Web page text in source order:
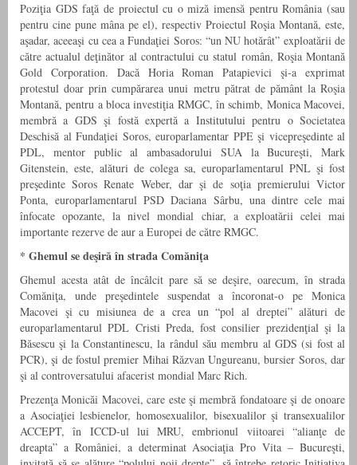
Poziţia GDS faţă de proiectul cu o miză imensă pentru România (sau
pentru cine pune mâna pe el), respectiv Proiectul Roşia Montană, este,
aşadar, aceeaşi cu cea a Fundaţiei Soros: “un NU hotărât” exploatării de
către actualul deţinător al contractului cu statul român, Roşia Montană
Gold Corporation. Dacă Horia Roman Patapievici şi-a exprimat
protestul doar prin cumpărarea unui metru pătrat de pământ la Roşia
Montană, pentru a bloca investiţia RMGC, în schimb, Monica Macovei,
membră a GDS şi fostă expertă a Institutului pentru o Societatea
Deschisă al Fundaţiei Soros, europarlamentar PPE şi vicepreşedinte al
PDL, mentor public al ambasadorului SUA la Bucureşti, Mark
Gitenstein, este, alături de colega sa, europarlamentarul PNL şi fost
preşedinte Soros Renate Weber, dar şi de soţia premierului Victor
Ponta, europarlamentarul PSD Daciana Sârbu, una dintre cele mai
înfocate opozante, la nivel mondial chiar, a exploatării celei mai
importante rezerve de aur a Europei de către RMGC.
* Ghemul se deşiră în strada Comăniţa
Ghemul acesta atât de încâlcit pare să se deşire, oarecum, în strada
Comăniţa, unde preşedintele suspendat a încoronat-o pe Monica
Macovei şi cu misiunea de a crea un “pol al dreptei” alături de
europarlamentarul PDL Cristi Preda, fost consilier prezidenţial şi la
Băsescu şi la Constantinescu, la rândul său membru al GDS (si fost al
PCR), şi de fostul premier Mihai Răzvan Ungureanu, bursier Soros, dar
şi al controversatului afacerist mondial Marc Rich.
Prezenţa Monicăi Macovei, care este şi membră fondatoare şi de onoare
a Asociaţiei lesbienelor, homosexualilor, bisexualilor şi transexualilor
ACCEPT, în ICCD-ul lui MRU, embrionul viitoarei “alianţe de
dreapta” a României, a determinat Asociaţia Pro Vita – Bucureşti,